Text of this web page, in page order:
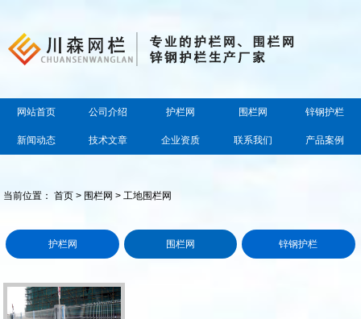
网站首页 公司介绍 护栏网 围栏网 锌钢护栏
新闻动态 技术文章 企业资质 联系我们 产品案例
当前位置：首页 > 围栏网 > 工地围栏网
护栏网 围栏网 锌钢护栏